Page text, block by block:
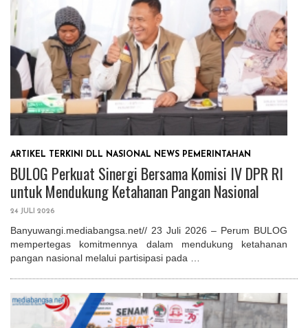
ARTIKEL TERKINI DLL NASIONAL NEWS PEMERINTAHAN
BULOG Perkuat Sinergi Bersama Komisi IV DPR RI
untuk Mendukung Ketahanan Pangan Nasional
24 JULI 2026
Banyuwangi.mediabangsa.net// 23 Juli 2026 – Perum BULOG
mempertegas komitmennya dalam mendukung ketahanan
pangan nasional melalui partisipasi pada …